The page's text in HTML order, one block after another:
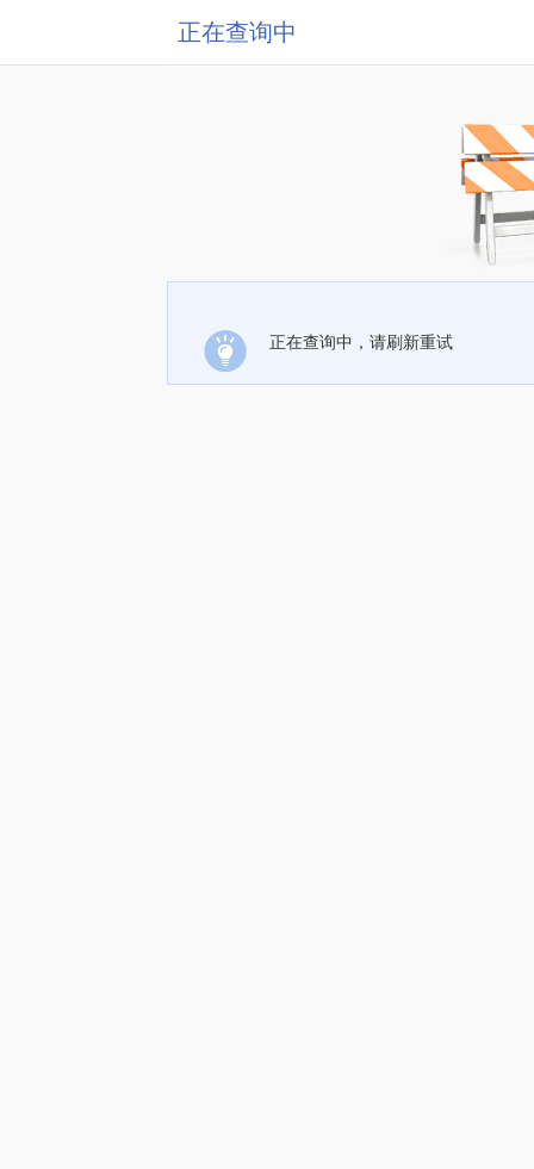
正在查询中
正在查询中，请刷新重试